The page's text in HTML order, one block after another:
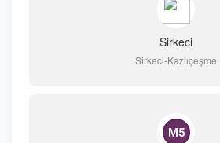
Sirkeci
Sirkeci-Kazlıçeşme